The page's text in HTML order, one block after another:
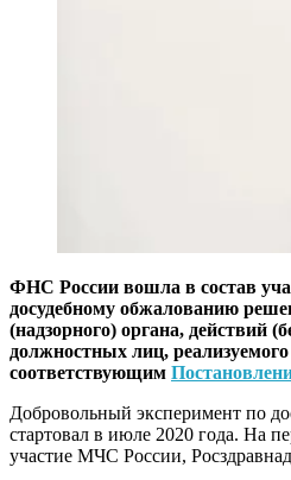
ФНС России вошла в состав
досудебному обжалованию
(надзорного) органа, действий
должностных лиц, реализуемого
соответствующим
Добровольный эксперимент по
стартовал в июле 2020 года. На
участие МЧС России,